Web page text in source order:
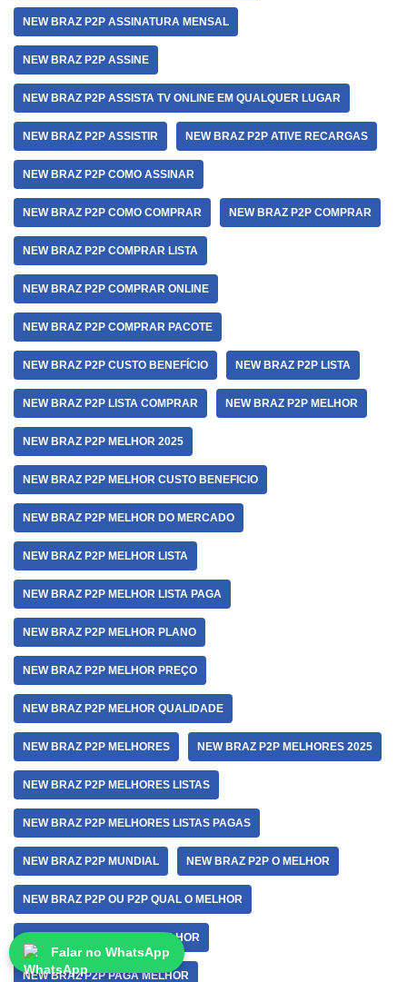
NEW BRAZ P2P ASSINATURA MENSAL
NEW BRAZ P2P ASSINE
NEW BRAZ P2P ASSISTA TV ONLINE EM QUALQUER LUGAR
NEW BRAZ P2P ASSISTIR NEW BRAZ P2P ATIVE RECARGAS
NEW BRAZ P2P COMO ASSINAR
NEW BRAZ P2P COMO COMPRAR NEW BRAZ P2P COMPRAR
NEW BRAZ P2P COMPRAR LISTA
NEW BRAZ P2P COMPRAR ONLINE
NEW BRAZ P2P COMPRAR PACOTE
NEW BRAZ P2P CUSTO BENEFÍCIO NEW BRAZ P2P LISTA
NEW BRAZ P2P LISTA COMPRAR NEW BRAZ P2P MELHOR
NEW BRAZ P2P MELHOR 2025
NEW BRAZ P2P MELHOR CUSTO BENEFICIO
NEW BRAZ P2P MELHOR DO MERCADO
NEW BRAZ P2P MELHOR LISTA
NEW BRAZ P2P MELHOR LISTA PAGA
NEW BRAZ P2P MELHOR PLANO
NEW BRAZ P2P MELHOR PREÇO
NEW BRAZ P2P MELHOR QUALIDADE
NEW BRAZ P2P MELHORES NEW BRAZ P2P MELHORES 2025
NEW BRAZ P2P MELHORES LISTAS
NEW BRAZ P2P MELHORES LISTAS PAGAS
NEW BRAZ P2P MUNDIAL NEW BRAZ P2P O MELHOR
NEW BRAZ P2P OU P2P QUAL O MELHOR
NEW BRAZ P2P PAGA A MELHOR
NEW BRAZ P2P PAGA MELHOR
Falar no WhatsApp